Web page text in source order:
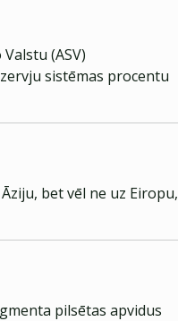
(ASV)
sistēmas procentu
bet vēl ne uz Eiropu,
pilsētas apvidus